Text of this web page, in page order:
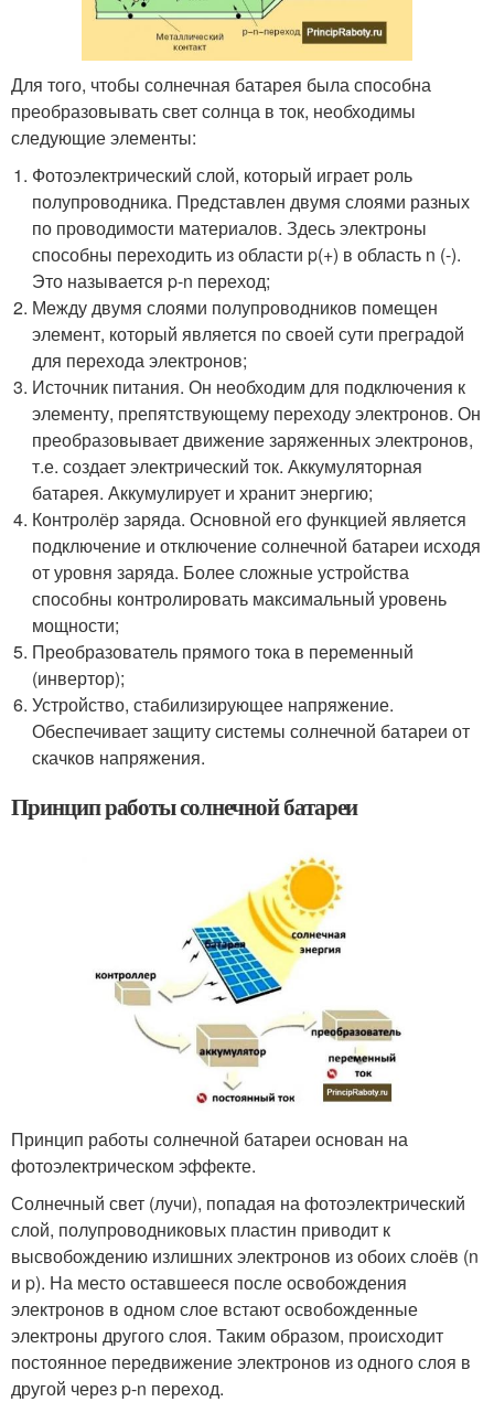
Для того, чтобы солнечная батарея была способна
преобразовывать свет солнца в ток, необходимы
следующие элементы:
Фотоэлектрический слой, который играет роль
полупроводника. Представлен двумя слоями разных
по проводимости материалов. Здесь электроны
способны переходить из области p(+) в область n (-).
Это называется p-n переход;
Между двумя слоями полупроводников помещен
элемент, который является по своей сути преградой
для перехода электронов;
Источник питания. Он необходим для подключения к
элементу, препятствующему переходу электронов. Он
преобразовывает движение заряженных электронов,
т.е. создает электрический ток. Аккумуляторная
батарея. Аккумулирует и хранит энергию;
Контролёр заряда. Основной его функцией является
подключение и отключение солнечной батареи исходя
от уровня заряда. Более сложные устройства
способны контролировать максимальный уровень
мощности;
Преобразователь прямого тока в переменный
(инвертор);
Устройство, стабилизирующее напряжение.
Обеспечивает защиту системы солнечной батареи от
скачков напряжения.
Принцип работы солнечной батареи
Принцип работы солнечной батареи основан на
фотоэлектрическом эффекте.
Солнечный свет (лучи), попадая на фотоэлектрический
слой, полупроводниковых пластин приводит к
высвобождению излишних электронов из обоих слоёв (n
и p). На место оставшееся после освобождения
электронов в одном слое встают освобожденные
электроны другого слоя. Таким образом, происходит
постоянное передвижение электронов из одного слоя в
другой через p-n переход.